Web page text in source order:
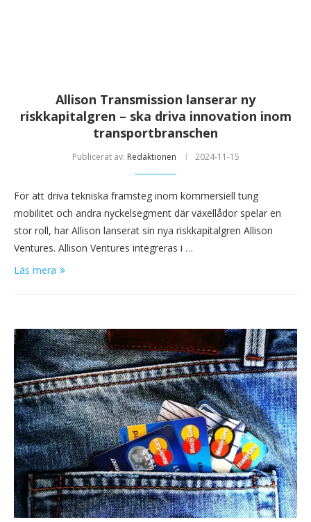
Allison Transmission lanserar ny
riskkapitalgren – ska driva innovation inom
transportbranschen
Publicerat av: Redaktionen 2024-11-15
För att driva tekniska framsteg inom kommersiell tung
mobilitet och andra nyckelsegment där växellådor spelar en
stor roll, har Allison lanserat sin nya riskkapitalgren Allison
Ventures. Allison Ventures integreras i …
Läs mera